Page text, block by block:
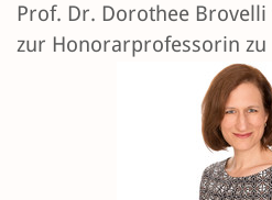
Prof. Dr. Dorothee Brovelli
zur Honorarprofessorin zu